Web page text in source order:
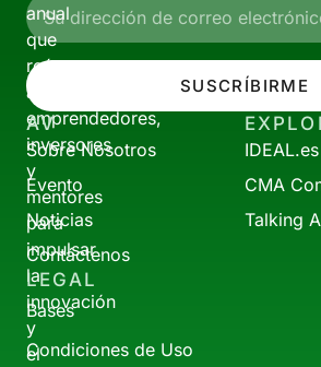
anual
que
reúne
a
emprendedores,
inversores
y
mentores
para
impulsar
la
innovación
y
el
SUSCRÍBIRME
AV
Sobre Nosotros
Evento
Noticias
Contáctenos
IDEAL.es
CMA
Talking
LEGAL
Bases
Condiciones de Uso